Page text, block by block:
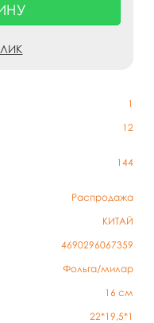
1
12
144
Распродажа
КИТАЙ
4690296067359
Фольга/милар
16 см
22*19,5*1